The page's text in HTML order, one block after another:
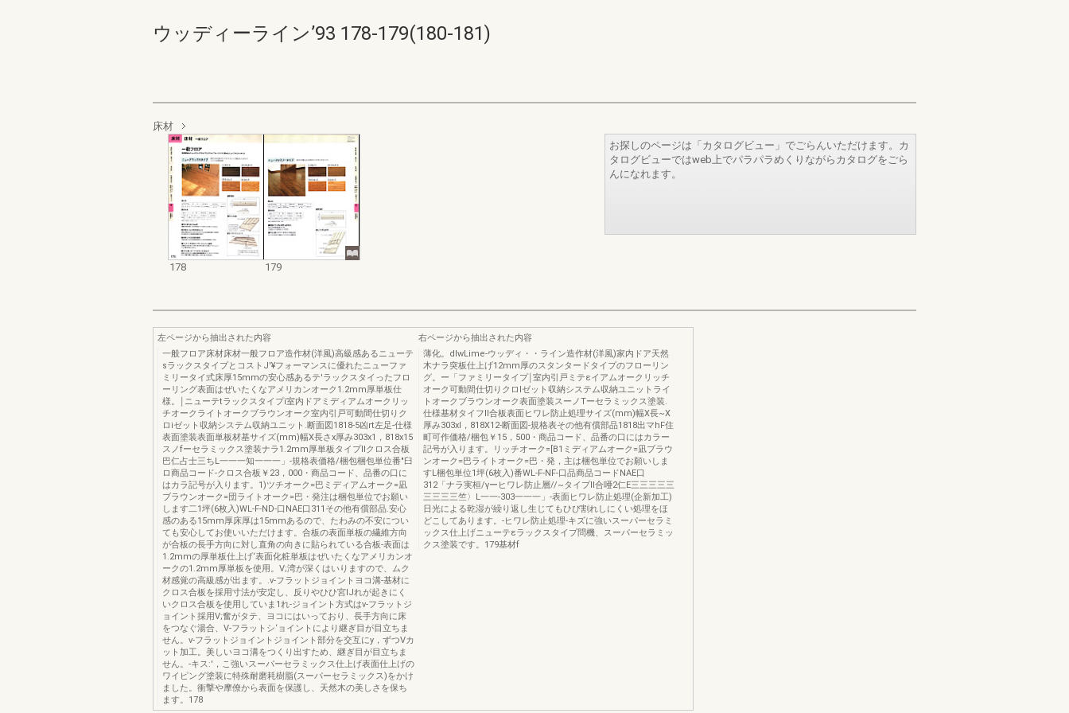
ウッディーライン’93 178-179(180-181)
床材
178 179
お探しのページは「カタログビュー」でごらんいただけます。カ
タログビューではweb上でパラパラめくりながらカタログをごら
んになれます。
左ページから抽出された内容
一般フロア床材床材一般フロア造作材(洋風)高級感あるニューテ
sラックスタイプとコストJ'¥フォーマンスに優れたニューファ
ミリータイ式床厚15mmの安心感あるテ'ラックスタイったフロ
ーリング表面はぜいたくなアメリカンオーク1.2mm厚単板仕
様。￨ニューテtラックスタイプi室内ドアミディアムオークリッ
チオークライトオークブラウンオーク室内引戸可動間仕切りク
ロiゼット収納システム収納ユニット.断面図1818-5凶rt左足-仕様
表面塗装表面単板材基サイズ(mm)幅X長さx厚み303x1，818x15
スノfーセラミックス塗装ナラ1.2mm厚単板タイプIIクロス合板
巴仁占士三ちL一一一知一一一」-規格表価格/梱包梱包単位番"臼
ロ商品コード-クロス合板￥23，000・商品コード、品番の口に
はカラ記号が入ります。1)ツチオーク=巴ミディアムオーク=凪
ブラウンオーク=団ライトオーク=巴・発注は梱包単位でお願い
します二1坪(6枚入)WL-F-ND-口NAE口311その他有償部品.安心
感のある15mm厚床厚は15mmあるので、たわみの不安につい
ても安心してお使いいただけます。合板の表面単板の繊維方向
が合板の長手方向に対し直角の向きに貼られている合板-表面は
1.2mmの厚単板仕上げ‘表面化粧単板はぜいたくなアメリカンオ
ークの1.2mm厚単板を使用。V;湾が深くはいりますので、ムク
材感覚の高級感が出ます。.v-フラットジョイントヨコ溝-基材に
クロス合板を採用寸法が安定し、反りやひひ宮IJれが起きにく
いクロス合板を使用していま1れ-ジョイント方式はv-フラットジ
ョイント採用V;奮がタテ、ヨコにはいっており、長手方向に床
をつなぐ湯合、V-フラットシ‘ョイントにより継ぎ目が目立ちま
せん。v-フラットジョイントジョイント部分を交互にy，ずつVカ
ット加工。美しいヨコ溝をつくり出すため、継ぎ目が目立ちま
せん。-キス:'，こ強いスーパーセラミックス仕上げ表面仕上げの
ワイピング塗装に特殊耐磨耗樹脂(スーパーセラミックス)をかけ
ました。衝撃や摩僚から表面を保護し、天然木の美しさを保ち
ます。178
右ページから抽出された内容
薄化。dlwLime-ウッディ・・ライン造作材(洋風)家内ドア天然
木ナラ突板仕上げ12mm厚のスタンタードタイプのフローリン
グ。ー「ファミリータイプ￨室内引戸ミテεイアムオークリッチ
オーク可動間仕切りクロlゼット収納システム収納ユニットライ
トオークブラウンオーク表面塗装スーノTーセラミックス塗装.
仕様基材タイフII合板表面ヒワレ防止処理サイズ(mm)幅X長~X
厚み303xl，818X12-断面図-規格表その他有償部品1818出マhF住
町可作価格/梱包￥15，500・商品コード、品番の口にはカラー
記号が入ります。リッチオーク=[B1ミディアムオーク=凪ブラウ
ンオーク=巴ライトオーク=巴・発，主は梱包単位でお願いしま
すL梱包単位1坪(6枚入)番WL-F-NF-口品商品コードNAE口
312「ナラ実桓/γーヒワレ防止層//~タイプII合唖2仁E三三三三三
三三三三竺〉L一一-303一一一」-表面ヒワレ防止処理(企新加工)
日光による乾湿が繰り返し生じてもひび割れしにくい処理をほ
どこしてあります。-ヒワレ防止処理-キズに強いスーパーセラミ
ックス仕上げニューテεラックスタイプ問機、スーパーセラミッ
クス塗装です。179基材f